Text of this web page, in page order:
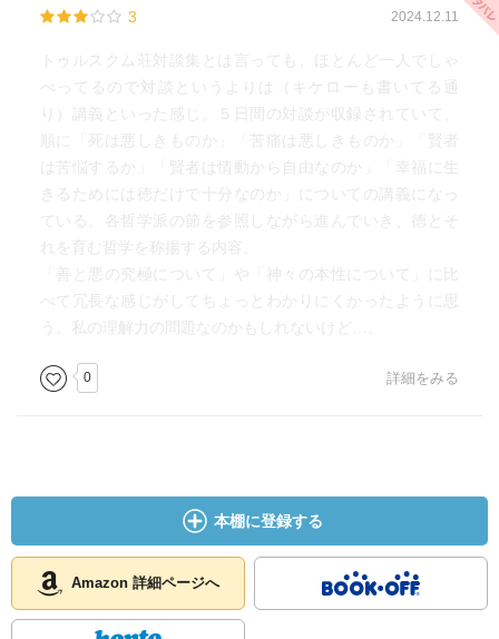
3 2024.12.11
トゥルスクム荘対談集とは言っても、ほとんど一人でしゃ
べってるので対談というよりは（キケローも書いてる通
り）講義といった感じ。５日間の対談が収録されていて、
順に「死は悪しきものか」「苦痛は悪しきものか」「賢者
は苦悩するか」「賢者は情動から自由なのか」「幸福に生
きるためには徳だけで十分なのか」についての講義になっ
ている。各哲学派の節を参照しながら進んでいき、徳とそ
れを育む哲学を称揚する内容。
「善と悪の究極について」や「神々の本性について」に比
べて冗長な感じがしてちょっとわかりにくかったように思
う。私の理解力の問題なのかもしれないけど…。
0 詳細をみる
本棚に登録する
Amazon 詳細ページへ